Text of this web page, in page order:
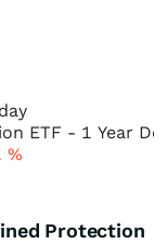
%
Protection